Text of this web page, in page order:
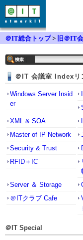
＠IT総合トップ> 旧＠IT
＠IT 会議室 Indexリ
Windows Server Insid
er
XML & SOA
Master of IP Network
Security & Trust
RFID＋IC
Server ＆ Storage
＠ITクラブ Cafe
＠IT Special